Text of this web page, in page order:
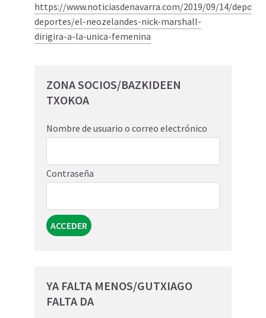
https://www.noticiasdenavarra.com/2019/09/14/
deportes/el-neozelandes-nick-marshall-
dirigira-a-la-unica-femenina
ZONA SOCIOS/BAZKIDEEN
TXOKOA
Nombre de usuario o correo electrónico
Contraseña
YA FALTA MENOS/GUTXIAGO
FALTA DA